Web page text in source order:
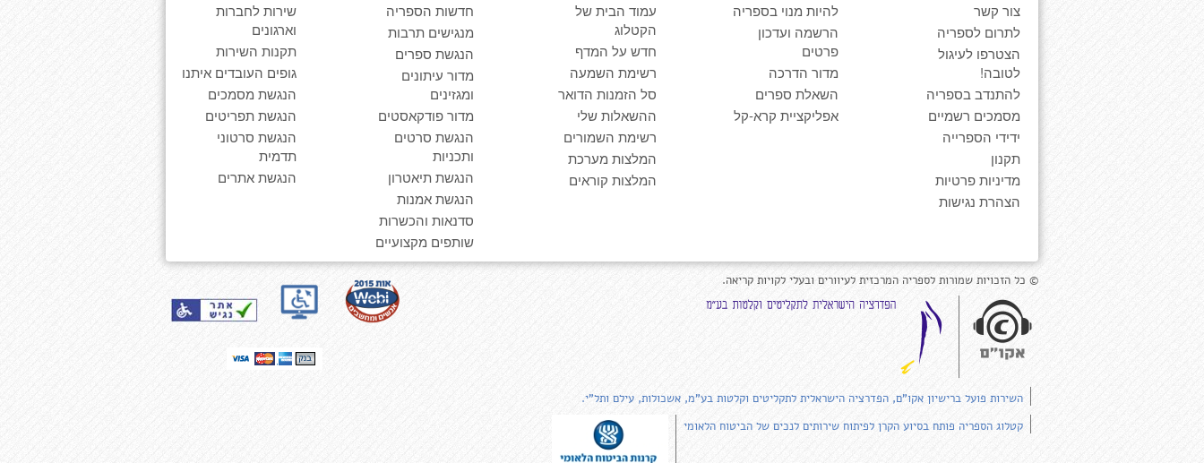
צור קשר
לתרום לספריה
הצטרפו לעיגול
לטובה!
להתנדב בספריה
מסמכים רשמיים
ידידי הספרייה
תקנון
מדיניות פרטיות
הצהרת נגישות
להיות מנוי בספריה
הרשמה ועדכון
פרטים
מדור הדרכה
השאלת ספרים
אפליקציית קרא-קל
עמוד הבית של
הקטלוג
חדש על המדף
רשימת השמעה
סל הזמנות הדואר
ההשאלות שלי
רשימת השמורים
המלצות מערכת
המלצות קוראים
חדשות הספריה
מנגישים תרבות
הנגשת ספרים
מדור עיתונים
ומגזינים
מדור פודקאסטים
הנגשת סרטים
ותכניות
הנגשת תיאטרון
הנגשת אמנות
סדנאות והכשרות
שותפים מקצועיים
שירות לחברות
וארגונים
תקנות השירות
גופים העובדים איתנו
הנגשת מסמכים
הנגשת תפריטים
הנגשת סרטוני
תדמית
הנגשת אתרים
© כל הזכויות שמורות לספריה המרכזית לעיוורים ובעלי לקויות קריאה.
השירות פועל ברישיון אקו"ם, הפדרציה הישראלית לתקליטים וקלטות בע"מ, אשכולות, עילם ותל"י.
קטלוג הספריה פותח בסיוע הקרן לפיתוח שירותים לנכים של הביטוח הלאומי